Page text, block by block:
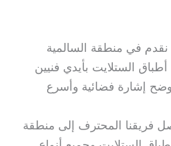
نقدم في منطقة السالمية
الستلايت بأيدي فنيين
إشارة فضائية وأسرع
فريقنا المحترف إلى منطقة